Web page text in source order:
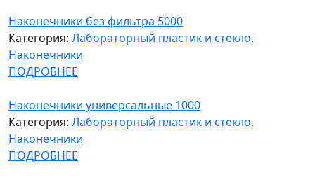
Наконечники без фильтра 5000
Категория: Лабораторный пластик и стекло,
Наконечники
ПОДРОБНЕЕ
Наконечники универсальные 1000
Категория: Лабораторный пластик и стекло,
Наконечники
ПОДРОБНЕЕ